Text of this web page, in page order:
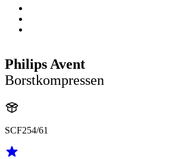
Philips Avent
Borstkompressen
SCF254/61